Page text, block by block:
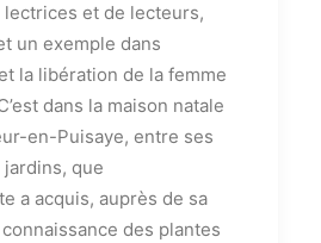
et de lecteurs,
un exemple dans
la libération de la femme
dans la maison natale
en-Puisaye, entre ses
jardins, que
a acquis, auprès de sa
des plantes